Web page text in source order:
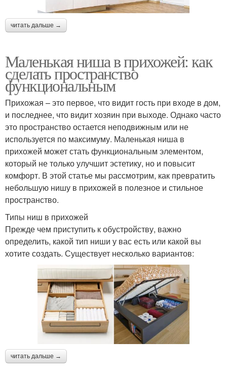
читать дальше →
Маленькая ниша в прихожей: как
сделать пространство
функциональным
Прихожая – это первое, что видит гость при входе в дом,
и последнее, что видит хозяин при выходе. Однако часто
это пространство остается неподвижным или не
используется по максимуму. Маленькая ниша в
прихожей может стать функциональным элементом,
который не только улучшит эстетику, но и повысит
комфорт. В этой статье мы рассмотрим, как превратить
небольшую нишу в прихожей в полезное и стильное
пространство.
Типы ниш в прихожей
Прежде чем приступить к обустройству, важно
определить, какой тип ниши у вас есть или какой вы
хотите создать. Существует несколько вариантов:
читать дальше →